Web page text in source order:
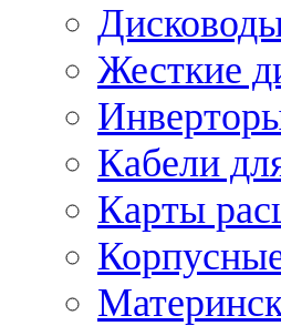
Жесткие
Кабели
Карты